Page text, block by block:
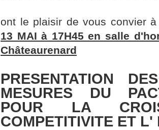
ont le plaisir de vous convier
13 MAI à 17H45 en salle
Châteaurenard
PRESENTATION
MESURES DU
POUR LA
COMPETITIVITE ET L'